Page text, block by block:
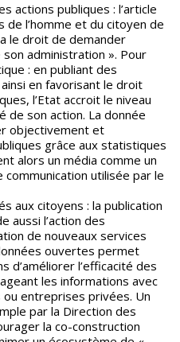
actions publiques : l’article
l’homme et du citoyen de
le droit de demander
administration ». Pour
: en publiant des
en favorisant le droit
l’Etat accroit le niveau
de son action. La donnée
objectivement et
grâce aux statistiques
alors un média comme un
utilisée par le
aux citoyens : la publication
aussi l’action des
de nouveaux services
ouvertes permet
d’améliorer l’efficacité des
les informations avec
entreprises privées. Un
par la Direction des
la co-construction